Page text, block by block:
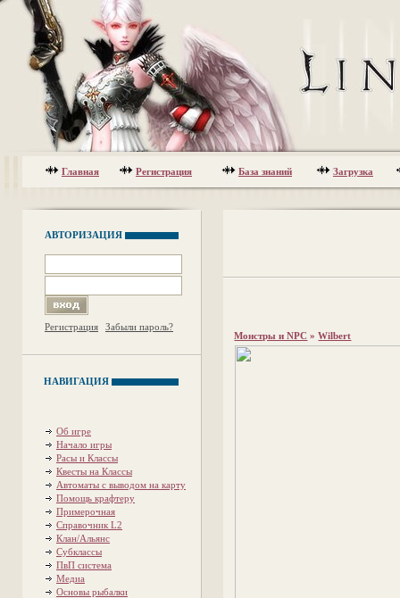
Главная Регистрация База знаний Загрузка
АВТОРИЗАЦИЯ
Регистрация Забыли пароль?
НАВИГАЦИЯ
Об игре
Начало игры
Расы и Классы
Квесты на Классы
Автоматы с выводом на карту
Помощь крафтеру
Примерочная
Справочник L2
Клан/Альянс
Субклассы
ПвП система
Медиа
Основы рыбалки
Монстры и NPC »Wilbert